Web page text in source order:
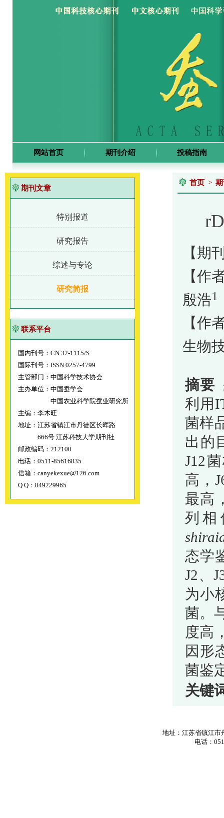
网站首页 期刊介绍 投稿指南
期刊文章
特别报道
研究报告
综述与专论
研究简报
联系平台
国内刊号：CN 32-1115/S
国际刊号：ISSN 0257-4799
主管部门：中国科学技术协会
主办单位：中国蚕学会
中国农业科学院蚕业研究所
主编：李木旺
地址：江苏省镇江市丹徒区长晖路
666号 江苏科技大学期刊社
邮政编码：212100
电话：0511-85616835
信箱：canyekexue@126.com
Q Q：849229965
首页 >
【期
【作
殷浩1
【作
生物
摘要
利用
菌样
出的
J12
高，
最高
列相
态学
J2、
为小
菌。
度高
因形
菌鉴
关键
地址：江苏省镇江市
电话：